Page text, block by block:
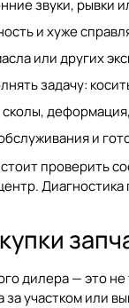
звуки, рывки
и хуже
или других
задачу:
и
проверить
.
дилера — это
за участком или